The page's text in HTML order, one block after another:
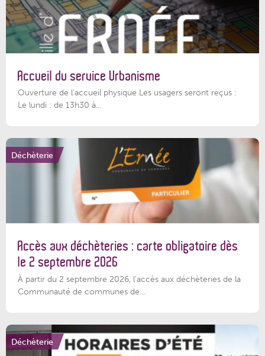
Accueil du service Urbanisme
Ouverture de l'accueil physique Les usagers seront reçus :
Le lundi : de 13h30 à...
Déchèterie
Accès aux déchèteries : carte obligatoire dès
le 2 septembre 2026
À partir du 2 septembre 2026, l’accès aux déchèteries de la
Communauté de communes de...
Déchèterie